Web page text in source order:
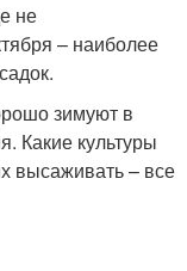
не
– наиболее
зимуют в
Какие культуры
высаживать – все